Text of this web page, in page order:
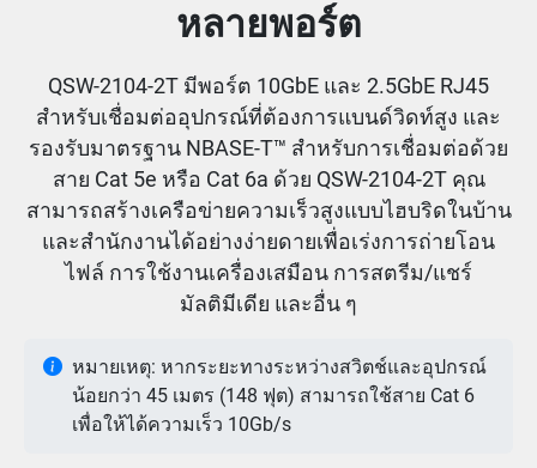
หลายพอร์ต
QSW-2104-2T มีพอร์ต 10GbE และ 2.5GbE RJ45
สำหรับเชื่อมต่ออุปกรณ์ที่ต้องการแบนด์วิดท์สูง และ
รองรับมาตรฐาน NBASE-T™ สำหรับการเชื่อมต่อด้วย
สาย Cat 5e หรือ Cat 6a ด้วย QSW-2104-2T คุณ
สามารถสร้างเครือข่ายความเร็วสูงแบบไฮบริดในบ้าน
และสำนักงานได้อย่างง่ายดายเพื่อเร่งการถ่ายโอน
ไฟล์ การใช้งานเครื่องเสมือน การสตรีม/แชร์
มัลติมีเดีย และอื่น ๆ
หมายเหตุ: หากระยะทางระหว่างสวิตช์และอุปกรณ์
น้อยกว่า 45 เมตร (148 ฟุต) สามารถใช้สาย Cat 6
เพื่อให้ได้ความเร็ว 10Gb/s